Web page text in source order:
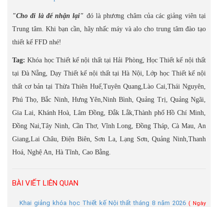
"Cho đi là để nhận lại" đó là phương châm của các giảng viên tại
Trung tâm. Khi bạn cần, hãy nhấc máy và alo cho trung tâm đào tạo
thiết kế FFD nhé!
Tag:Khóa học Thiết kế nội thất tại Hải Phòng, Học Thiết kế nội thất
tại Đà Nẵng, Dạy Thiết kế nội thất tại Hà Nội, Lớp học Thiết kế nội
thất cơ bản tại Thừa Thiên Huế,Tuyên Quang,Lào Cai,Thái Nguyên,
Phú Thọ, Bắc Ninh, Hưng Yên,Ninh Bình, Quảng Trị, Quảng Ngãi,
Gia Lai, Khánh Hoà, Lâm Đồng, Đắk Lắk,Thành phố Hồ Chí Minh,
Đồng Nai,Tây Ninh, Cần Thơ, Vĩnh Long, Đồng Tháp, Cà Mau, An
Giang,Lai Châu, Điện Biên, Sơn La, Lạng Sơn, Quảng Ninh,Thanh
Hoá, Nghệ An, Hà Tĩnh, Cao Bằng.
BÀI VIẾT LIÊN QUAN
Khai giảng khóa học Thiết kế Nội thất tháng 8 năm 2026 ( Ngày